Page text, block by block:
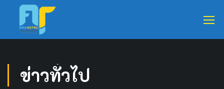
ข่าวทั่วไป